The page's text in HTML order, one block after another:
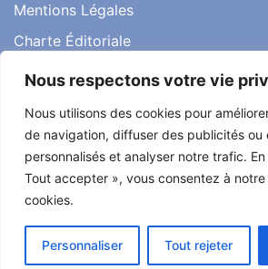
Nous respectons votre vie
Nous utilisons des cookies pour
de navigation, diffuser des publicités ou
personnalisés et analyser notre trafic.
Tout accepter », vous consentez à
cookies.
Personnaliser Tout rejeter
Mentions Légales
Charte Éditoriale
Conditions d’utilisation
Témoignages
Tout droit réservé ma santé ma vie
Développé parAlcomnet